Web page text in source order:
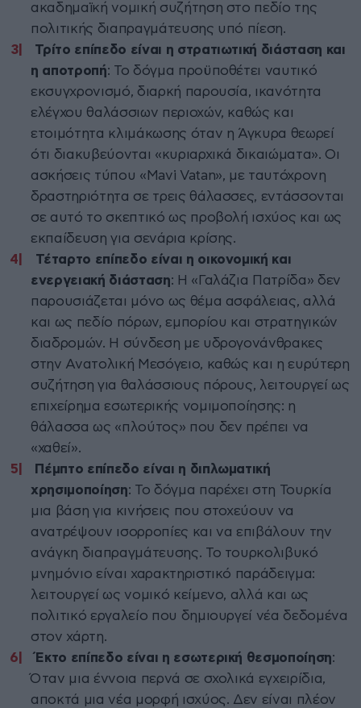
ακαδημαϊκή νομική συζήτηση στο πεδίο της
πολιτικής διαπραγμάτευσης υπό πίεση.
Τρίτο επίπεδο είναι η στρατιωτική διάσταση και
η αποτροπή: Το δόγμα προϋποθέτει ναυτικό
εκσυγχρονισμό, διαρκή παρουσία, ικανότητα
ελέγχου θαλάσσιων περιοχών, καθώς και
ετοιμότητα κλιμάκωσης όταν η Άγκυρα θεωρεί
ότι διακυβεύονται «κυριαρχικά δικαιώματα». Οι
ασκήσεις τύπου «Mavi Vatan», με ταυτόχρονη
δραστηριότητα σε τρεις θάλασσες, εντάσσονται
σε αυτό το σκεπτικό ως προβολή ισχύος και ως
εκπαίδευση για σενάρια κρίσης.
Τέταρτο επίπεδο είναι η οικονομική και
ενεργειακή διάσταση: Η «Γαλάζια Πατρίδα» δεν
παρουσιάζεται μόνο ως θέμα ασφάλειας, αλλά
και ως πεδίο πόρων, εμπορίου και στρατηγικών
διαδρομών. Η σύνδεση με υδρογονάνθρακες
στην Ανατολική Μεσόγειο, καθώς και η ευρύτερη
συζήτηση για θαλάσσιους πόρους, λειτουργεί ως
επιχείρημα εσωτερικής νομιμοποίησης: η
θάλασσα ως «πλούτος» που δεν πρέπει να
«χαθεί».
Πέμπτο επίπεδο είναι η διπλωματική
χρησιμοποίηση: Το δόγμα παρέχει στη Τουρκία
μια βάση για κινήσεις που στοχεύουν να
ανατρέψουν ισορροπίες και να επιβάλουν την
ανάγκη διαπραγμάτευσης. Το τουρκολιβυκό
μνημόνιο είναι χαρακτηριστικό παράδειγμα:
λειτουργεί ως νομικό κείμενο, αλλά και ως
πολιτικό εργαλείο που δημιουργεί νέα δεδομένα
στον χάρτη.
Έκτο επίπεδο είναι η εσωτερική θεσμοποίηση:
Όταν μια έννοια περνά σε σχολικά εγχειρίδια,
αποκτά μια νέα μορφή ισχύος. Δεν είναι πλέον